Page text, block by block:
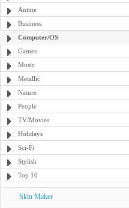
Anime
Business
Computer/OS
Games
Music
Metallic
Nature
People
TV/Movies
Holidays
Sci-Fi
Stylish
Top 10
Skin Maker